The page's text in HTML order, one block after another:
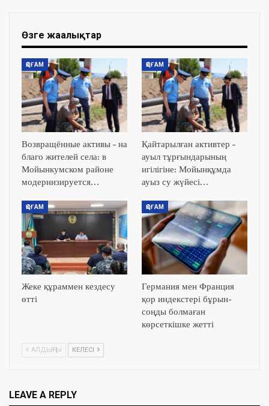
Өзге жаңалықтар
ҚОҒАМ
Возвращённые активы – на
благо жителей села: в
Мойынкумском районе
модернизируется…
ҚОҒАМ
Қайтарылған активтер –
ауыл тұрғындарының
игілігіне: Мойынқұмда
ауыз су жүйесі…
ҚОҒАМ
Жеке құраммен кездесу
өтті
ҚОҒАМ
Германия мен Франция
қор индекстері бұрын-
соңды болмаған
көрсеткішке жетті
АЛДЫҢҒЫ КЕЛЕСІ
LEAVE A REPLY